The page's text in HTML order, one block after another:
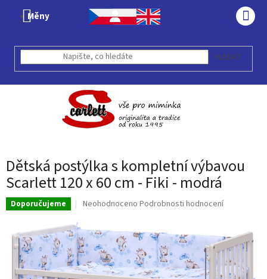
Měny
HLEDAT
Dětská postýlka s kompletní výbavou
Scarlett 120 x 60 cm - Fiki - modrá
Doporučujeme
Průměrné
je
0,0
z
5
Neohodnoceno Podrobnosti hodnocení